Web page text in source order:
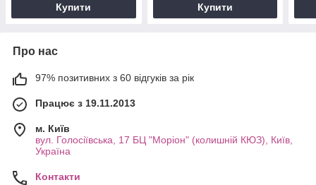
Купити Купити
Про нас
97% позитивних з 60 відгуків за рік
Працює з 19.11.2013
м. Київ
вул. Голосіївська, 17 БЦ "Моріон" (колишній КЮЗ), Київ,
Україна
Контакти